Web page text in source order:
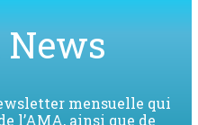
mensuelle qui
l’AMA, ainsi que de